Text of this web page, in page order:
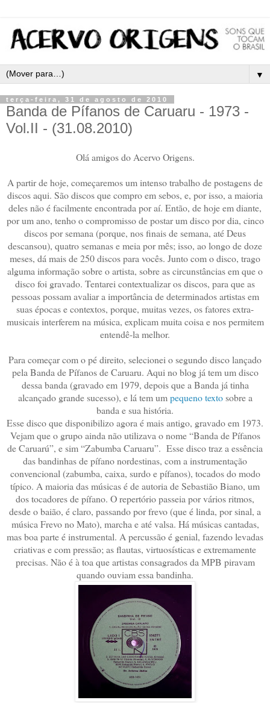
▼
terça-feira, 31 de agosto de 2010
Banda de Pífanos de Caruaru - 1973 -
Vol.II - (31.08.2010)
Olá amigos do Acervo Origens.
A partir de hoje, começaremos um intenso trabalho de postagens de
discos aqui. São discos que compro em sebos, e, por isso, a maioria
deles não é facilmente encontrada por aí. Então, de hoje em diante,
por um ano, tenho o compromisso de postar um disco por dia, cinco
discos por semana (porque, nos finais de semana, até Deus
descansou), quatro semanas e meia por mês; isso, ao longo de doze
meses, dá mais de 250 discos para vocês. Junto com o disco, trago
alguma informação sobre o artista, sobre as circunstâncias em que o
disco foi gravado. Tentarei contextualizar os discos, para que as
pessoas possam avaliar a importância de determinados artistas em
suas épocas e contextos, porque, muitas vezes, os fatores extra-
musicais interferem na música, explicam muita coisa e nos permitem
entendê-la melhor.
Para começar com o pé direito, selecionei o segundo disco lançado
pela Banda de Pífanos de Caruaru. Aqui no blog já tem um disco
dessa banda (gravado em 1979, depois que a Banda já tinha
alcançado grande sucesso), e lá tem umpequeno textosobre a
banda e sua história.
Esse disco que disponibilizo agora é mais antigo, gravado em 1973.
Vejam que o grupo ainda não utilizava o nome “Banda de Pífanos
de Caruarú”, e sim “Zabumba Caruaru”. Esse disco traz a essência
das bandinhas de pífano nordestinas, com a instrumentação
convencional (zabumba, caixa, surdo e pífanos), tocados do modo
típico. A maioria das músicas é de autoria de Sebastião Biano, um
dos tocadores de pífano. O repertório passeia por vários ritmos,
desde o baião, é claro, passando por frevo (que é linda, por sinal, a
música Frevo no Mato), marcha e até valsa. Há músicas cantadas,
mas boa parte é instrumental. A percussão é genial, fazendo levadas
criativas e com pressão; as flautas, virtuosísticas e extremamente
precisas. Não é à toa que artistas consagrados da MPB piravam
quando ouviam essa bandinha.